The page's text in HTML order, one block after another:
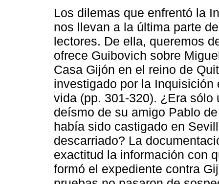
Los dilemas que enfrentó la
nos llevan a la última parte
lectores. De ella, queremos
ofrece Guibovich sobre
Casa Gijón en el reino de
investigado por la
vida (pp. 301-320). ¿Era
deísmo de su amigo Pablo
había sido castigado en
descarriado? La
exactitud la información con
formó el expediente contra